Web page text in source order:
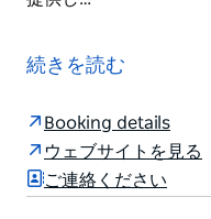
ベート チャーターと
双胴船船団による親密
た方法はないと信じて
シー シドニー ハーバ
い出に残るお祝いや体
続きを読む
Booking details
ウェブサイトを見る
ご連絡ください